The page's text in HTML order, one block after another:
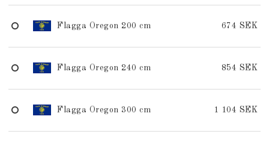
Flagga Oregon 200 cm 674 SEK
Flagga Oregon 240 cm 854 SEK
Flagga Oregon 300 cm 1 104 SEK